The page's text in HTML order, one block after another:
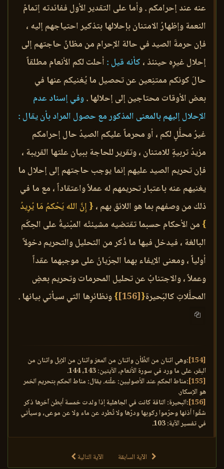
عنه عند إحرامكم . وأما على التقدير الأول ففائدته إتمامُ
النعمة وإظهارُ الامتنان بإحلالها بتذكير احتياجهم إليه ،
فإن حرمةَ الصيد في حالة الإحرام من مظانِّ حاجتهم إلى
إحلال غيرِه حينئذ ، كأنه قيل : أحلت لكم الأنعام مطلقاً
حالَ كونكم ممتنِعين عن تحصيل ما يُغنيكم عنها في
بعض الأوقات محتاجين إلى إحلالها .وفي إسناد عدم
الإحلال إليهم بالمعنى المذكور مع حصول المراد بأن يقال :
غيرُ محلَّلٍ لكم ، أو محرماً عليكم الصيدُ حال إحرامكم
مزيدُ تربيةٍ للامتنان ، وتقرير للحاجة ببيان علتها القريبة ،
فإن تحريم الصيد عليهم إنما يوجب حاجتهم إلى إحلال ما
يغنيهم عنه باعتبار تحريمهم له عملاً واعتقاداً ، مع ما في
ذلك من وصفهم بما هو اللائق بهم ، { إِنَّ الله يَحْكمُ مَا يُرِيدُ
} من الأحكام حسبما تقتضيه مشيئتُه المبْنيةُ على الحِكَم
البالغة ، فيدخل فيها ما ذُكر من التحليل والتحريم دخولاً
أولياً ، ومعنى الإيفاء بهما الجرَيانُ على موجبهما عقداً
وعملاً ، والاجتنابُ عن تحليل المحرمات وتحريم بعضِ
المحلَّلاتِ كالبَحيرة{
[156]
}ونظائرِها التي سيأتي بيانها .
[154]
:وهي اثنان من الظّأن واثنان من المعز واثنان من الإبل واثنان من
البقر، على ما ورد في سورة الأنعام، الآيتين: 143، 144.
[155]
:مناط الحكم عند الأصوليين: علّته. يقال: مناط الحكم بتحريم الخمر
هو الإسكار.
[156]
:البحيرة: الناقة كانت في الجاهلية إذا ولدت خمسة أبطن آخرها ذكر
شقّوا أذنها وحرّموا ركوبها ودرّها ولا تُطرد عن ماء ولا عن موعى، وسيأتي
في تفسير الآية: 103.
الآية السابقة الآية التالية